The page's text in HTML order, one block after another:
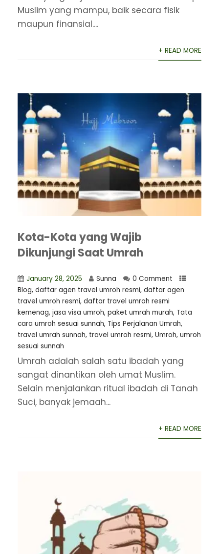
Muslim yang mampu, baik secara fisik
maupun finansial....
+ READ MORE
Kota-Kota yang Wajib
Dikunjungi Saat Umrah
January 28, 2025 Sunna
0 Comment
Blog, daftar agen travel umroh resmi, ⁠daftar agen
travel umroh resmi, daftar travel umroh resmi
kemenag, jasa visa umroh, paket umrah murah, Tata
cara umroh sesuai sunnah, Tips Perjalanan Umrah,
travel umrah sunnah, travel umroh resmi, Umroh, umroh
sesuai sunnah
Umrah adalah salah satu ibadah yang
sangat dinantikan oleh umat Muslim.
Selain menjalankan ritual ibadah di Tanah
Suci, banyak jemaah...
+ READ MORE